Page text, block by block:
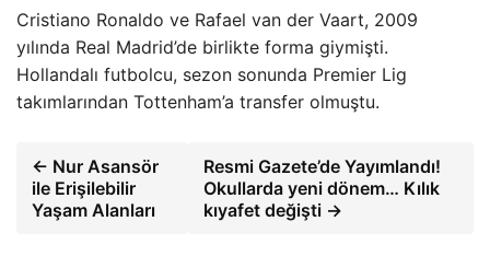
Cristiano Ronaldo ve Rafael van der Vaart, 2009
yılında Real Madrid’de birlikte forma giymişti.
Hollandalı futbolcu, sezon sonunda Premier Lig
takımlarından Tottenham’a transfer olmuştu.
← Nur Asansör
ile Erişilebilir
Yaşam Alanları
Resmi Gazete’de Yayımlandı!
Okullarda yeni dönem… Kılık
kıyafet değişti →